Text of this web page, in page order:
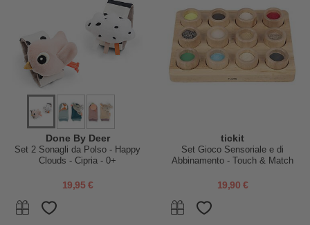
Done By Deer
Set 2 Sonagli da Polso - Happy
Clouds - Cipria - 0+
19,95 €
tickit
Set Gioco Sensoriale e di
Abbinamento - Touch & Match
19,90 €